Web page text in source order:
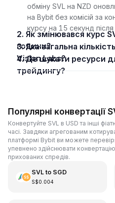
обміну SVL на NZD
на Bybit без комісій за
курсу на 15 секунд
2. Як змінювався курс SVL до NZD за 24
години?
3. Яка загальна кількість доступних Slash
Vision Labs?
4. Де шукати ресурси для навчання
трейдингу?
Популярні конвертації
Конвертуйте SVL в USD та інші
часі. Завдяки агрегованим
платформі Bybit ви можете
упевнено здійснювати
прихованих спредів.
SVLto SGD
S$0.004